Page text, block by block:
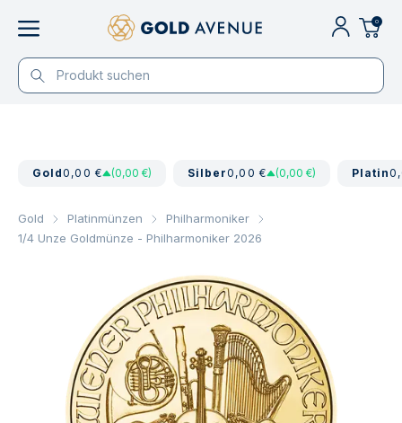
0
Gold0,00 € (0,00 €) Silber0,00 € (0,00 €) Platin
Gold Platinmünzen
Philharmoniker
1/4 Unze Goldmünze - Philharmoniker 2026